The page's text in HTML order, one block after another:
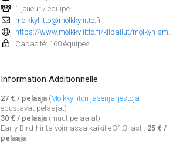
1 joueur / équipe
molkkyliitto@molkkyliitto.fi
Capacité: 160 équipes
Information Additionnelle
27 € / pelaaja(Mölkkyliiton jäsenjärjestöjä
edustavat pelaajat)
30 € / pelaaja(muut pelaajat)
Early Bird-hinta voimassa kaikille 31.3. asti: 25 € /
pelaaja
8 févr. 2025|France
Indoor de la CASAS
15 févr. 2025|France
Warm-up EM Indoor
28 févr. 2025|République tchèque